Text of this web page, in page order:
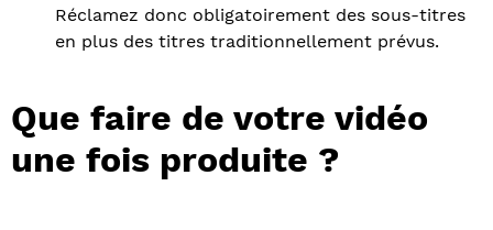
Réclamez donc obligatoirement des sous-titres
en plus des titres traditionnellement prévus.
Que faire de votre vidéo
une fois produite ?